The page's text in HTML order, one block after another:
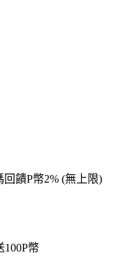
回饋P幣2% (無上限)
100P幣